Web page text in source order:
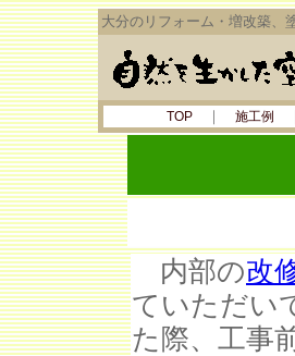
大分のリフォーム・増改築
TOP｜ 施工例
内部の改
ていただい
た際、工事